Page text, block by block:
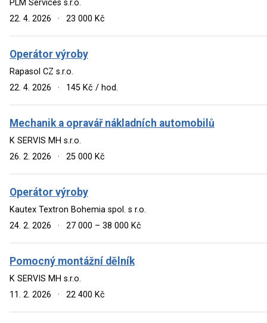
PLM Services s.r.o.
22. 4. 2026
· 23 000 Kč
Operátor výroby
Rapasol CZ s.r.o.
22. 4. 2026
· 145 Kč / hod.
Mechanik a opravář nákladních automobilů
K SERVIS MH s.r.o.
26. 2. 2026
· 25 000 Kč
Operátor výroby
Kautex Textron Bohemia spol. s r.o.
24. 2. 2026
· 27 000 – 38 000 Kč
Pomocný montážní dělník
K SERVIS MH s.r.o.
11. 2. 2026
· 22 400 Kč